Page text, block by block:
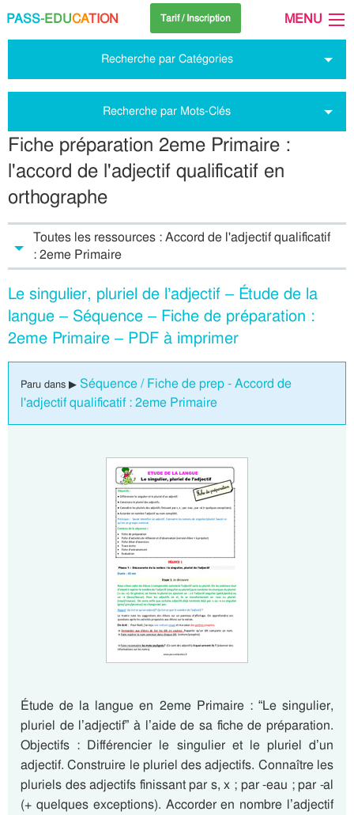
PASS-EDUCATION Tarif / Inscription MENU
Recherche par Catégories
Recherche par Mots-Clés
Fiche préparation 2eme Primaire :
l'accord de l'adjectif qualificatif en
orthographe
Toutes les ressources : Accord de l'adjectif qualificatif
: 2eme Primaire
Le singulier, pluriel de l’adjectif – Étude de la
langue – Séquence – Fiche de préparation :
2eme Primaire – PDF à imprimer
Paru dans ▶ Séquence / Fiche de prep - Accord de
l'adjectif qualificatif : 2eme Primaire
Étude de la langue en 2eme Primaire : “Le singulier,
pluriel de l’adjectif” à l’aide de sa fiche de préparation.
Objectifs : Différencier le singulier et le pluriel d’un
adjectif. Construire le pluriel des adjectifs. Connaître les
pluriels des adjectifs finissant par s, x ; par -eau ; par -al
(+ quelques exceptions). Accorder en nombre l’adjectif